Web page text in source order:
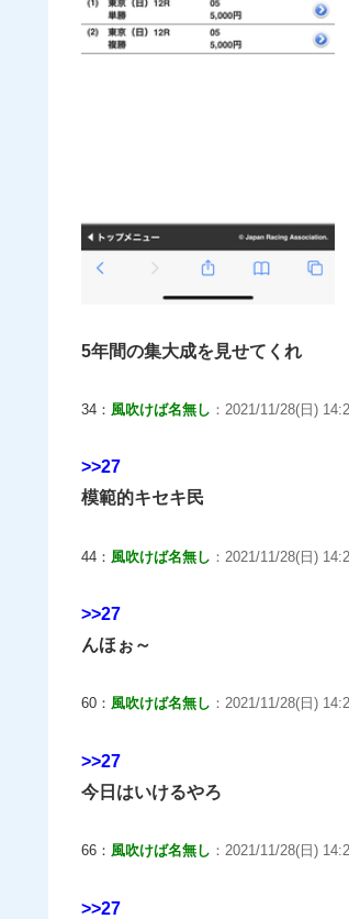
5年間の集大成を見せてくれ
34： 風吹けば名無し ：2021/11/28(日)
>>27
模範的キセキ民
44： 風吹けば名無し ：2021/11/28(日)
>>27
んほぉ～
60： 風吹けば名無し ：2021/11/28(日)
>>27
今日はいけるやろ
66： 風吹けば名無し ：2021/11/28(日)
>>27